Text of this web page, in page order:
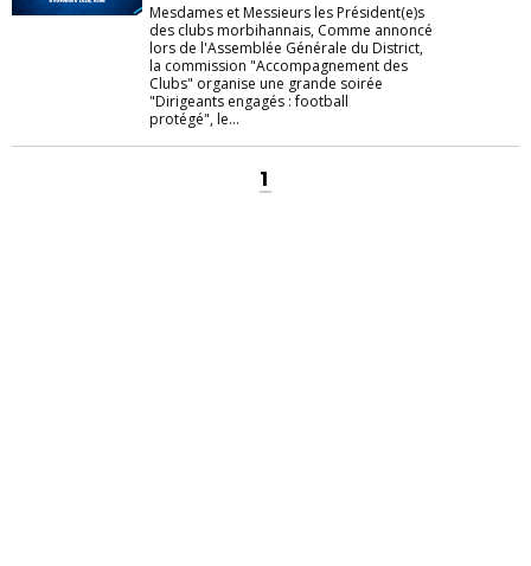
Mesdames et Messieurs les Président(e)s
des clubs morbihannais, Comme annoncé
lors de l'Assemblée Générale du District,
la commission "Accompagnement des
Clubs" organise une grande soirée
"Dirigeants engagés : football
protégé", le...
1